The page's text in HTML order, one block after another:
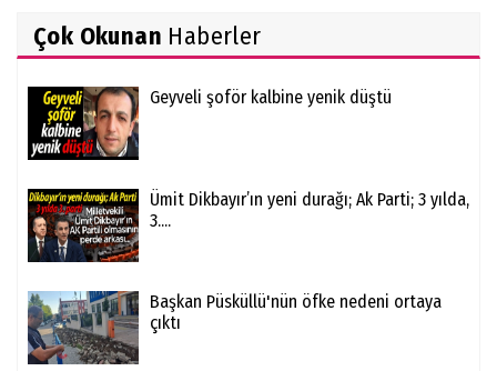
Çok Okunan Haberler
Geyveli şoför kalbine yenik düştü
Ümit Dikbayır’ın yeni durağı; Ak Parti; 3 yılda,
3....
Başkan Püsküllü'nün öfke nedeni ortaya
çıktı